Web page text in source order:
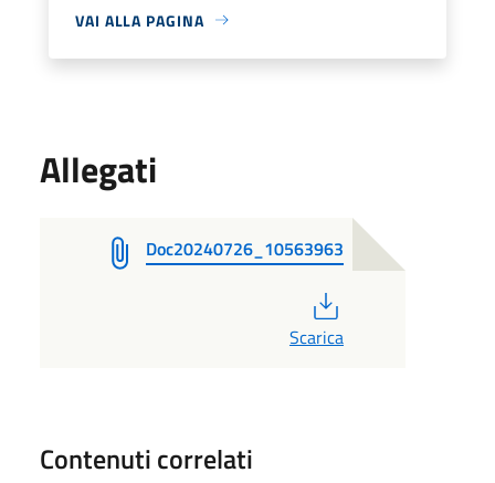
VAI ALLA PAGINA
Allegati
Doc20240726_10563963
Scarica
Contenuti correlati